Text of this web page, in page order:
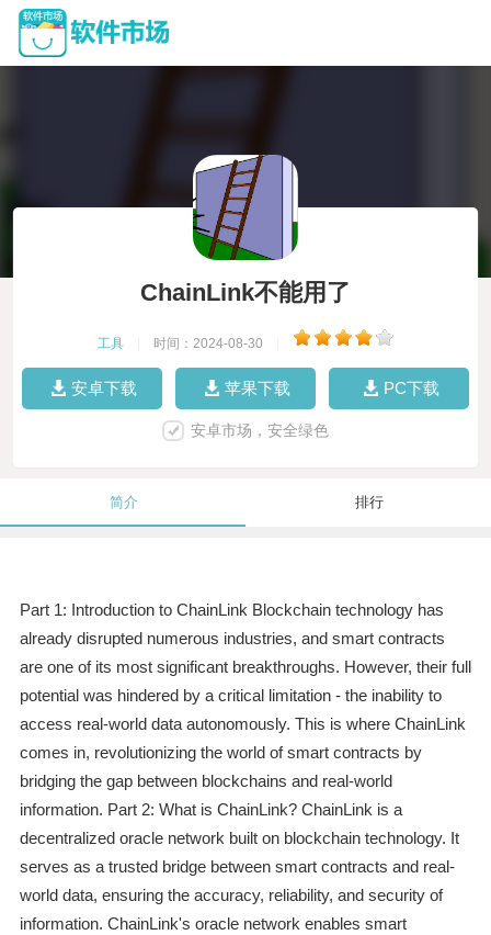
ChainLink不能用了
工具 时间：2024-08-30
安卓下载 苹果下载 PC下载
安卓市场，安全绿色
简介 排行
Part 1: Introduction to ChainLink Blockchain technology has
already disrupted numerous industries, and smart contracts
are one of its most significant breakthroughs. However, their full
potential was hindered by a critical limitation - the inability to
access real-world data autonomously. This is where ChainLink
comes in, revolutionizing the world of smart contracts by
bridging the gap between blockchains and real-world
information. Part 2: What is ChainLink? ChainLink is a
decentralized oracle network built on blockchain technology. It
serves as a trusted bridge between smart contracts and real-
world data, ensuring the accuracy, reliability, and security of
information. ChainLink's oracle network enables smart